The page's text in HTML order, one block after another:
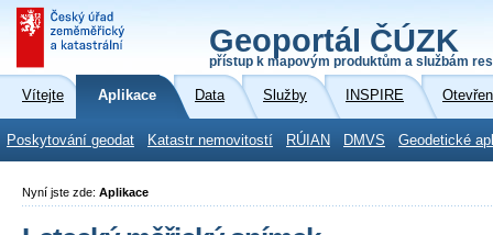
Geoportál ČÚZK
přístup k mapovým produktům a službám
Vítejte Aplikace Data Služby INSPIRE
Poskytování geodat Katastr nemovitostí RÚIAN DMVS Geodetické
Nyní jste zde: Aplikace